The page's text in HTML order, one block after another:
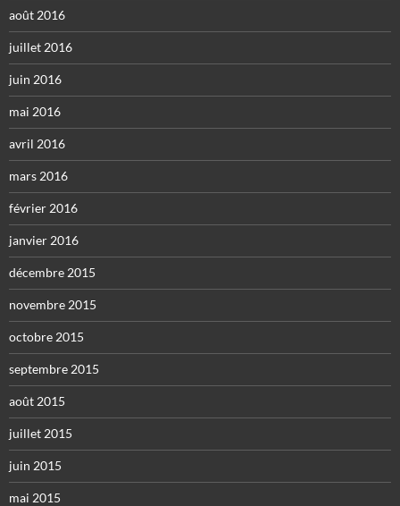
août 2016
juillet 2016
juin 2016
mai 2016
avril 2016
mars 2016
février 2016
janvier 2016
décembre 2015
novembre 2015
octobre 2015
septembre 2015
août 2015
juillet 2015
juin 2015
mai 2015